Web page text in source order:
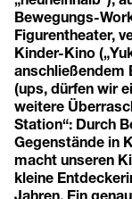
Bewegungs-
Figurentheater,
Kinder-Kino
anschließendem
(ups, dürfen wir
weitere
Station“: Durch
Gegenstände in
macht unseren
kleine
Jahren. Ein